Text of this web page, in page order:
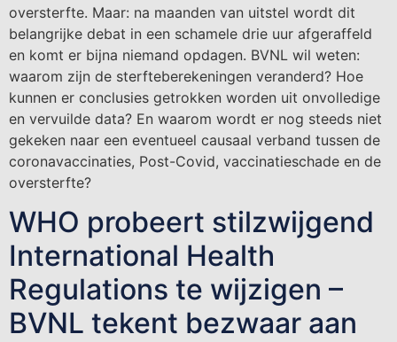
oversterfte. Maar: na maanden van uitstel wordt dit
belangrijke debat in een schamele drie uur afgeraffeld
en komt er bijna niemand opdagen. BVNL wil weten:
waarom zijn de sterfteberekeningen veranderd? Hoe
kunnen er conclusies getrokken worden uit onvolledige
en vervuilde data? En waarom wordt er nog steeds niet
gekeken naar een eventueel causaal verband tussen de
coronavaccinaties, Post-Covid, vaccinatieschade en de
oversterfte?
WHO probeert stilzwijgend
International Health
Regulations te wijzigen –
BVNL tekent bezwaar aan